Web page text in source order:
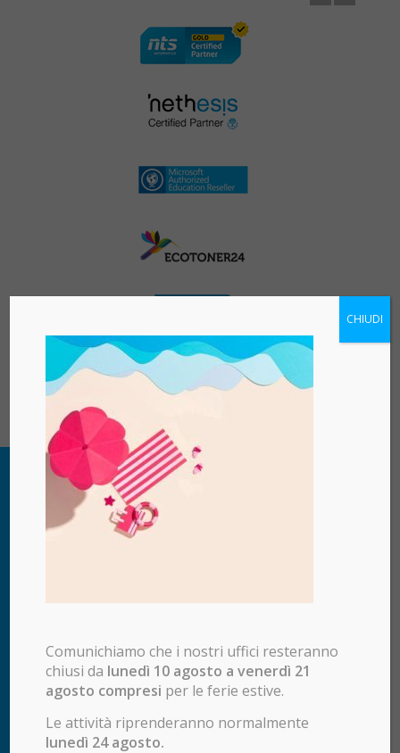
Comunichiamo che i nostri uffici resteranno
chiusi da lunedì 10 agosto a venerdì 21
agosto compresi per le ferie estive.
Le attività riprenderanno normalmente
lunedì 24 agosto.
CHIUDI